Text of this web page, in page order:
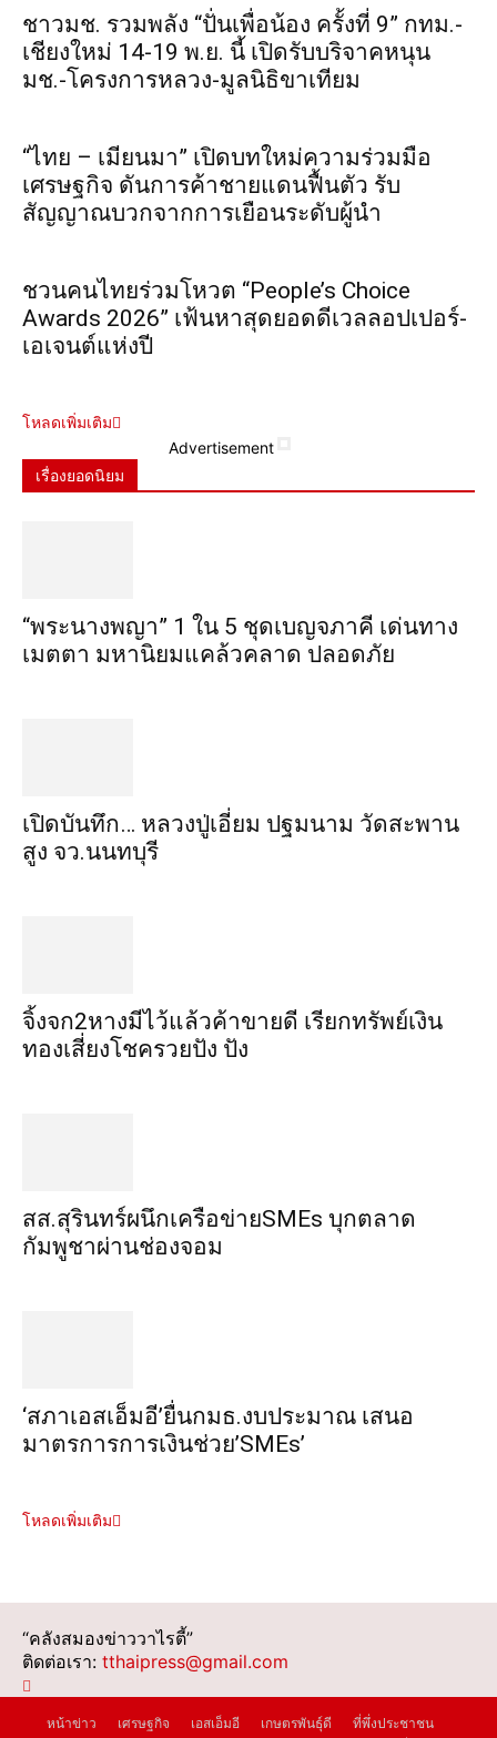
ชาวมช. รวมพลัง “ปั่นเพื่อน้อง ครั้งที่ 9” กทม.-
เชียงใหม่ 14-19 พ.ย. นี้ เปิดรับบริจาคหนุน
มช.-โครงการหลวง-มูลนิธิขาเทียม
“ไทย – เมียนมา” เปิดบทใหม่ความร่วมมือ
เศรษฐกิจ ดันการค้าชายแดนฟื้นตัว รับ
สัญญาณบวกจากการเยือนระดับผู้นำ
ชวนคนไทยร่วมโหวต “People’s Choice
Awards 2026” เฟ้นหาสุดยอดดีเวลลอปเปอร์-
เอเจนต์แห่งปี
โหลดเพิ่มเติม
Advertisement
เรื่องยอดนิยม
“พระ​นาง​พญา” 1 ใน 5​ ชุดเบญจ​ภาคี​ เด่นทาง
เมตตา​ มหา​นิยม​แคล้วคลาด​ ปลอดภัย​
เปิดบันทึก… หลวงปู่เอี่ยม ​ปฐม​นาม​ วัดสะพาน
สูง​ จว.นนทบุรี
จิ้งจก​2​หาง​มีไว้แล้ว​ค้าขาย​ดี​ เรียก​ทรัพย์เงิน
ทอง​เสี่ยงโชค​รวยปัง​ ปัง​
สส.สุรินทร์ผนึกเครือข่ายSMEs บุกตลาด
กัมพูชาผ่านช่องจอม
‘สภาเอสเอ็มอี’ยื่นกมธ.งบประมาณ เสนอ
มาตรการการเงินช่วย’SMEs’
โหลดเพิ่มเติม
“คลังสมองข่าววาไรตี้”
ติดต่อเรา: tthaipress@gmail.com
หน้าข่าว เศรษฐกิจ เอสเอ็มอี เกษตรพันธุ์ดี
ที่พึ่งประชาชน